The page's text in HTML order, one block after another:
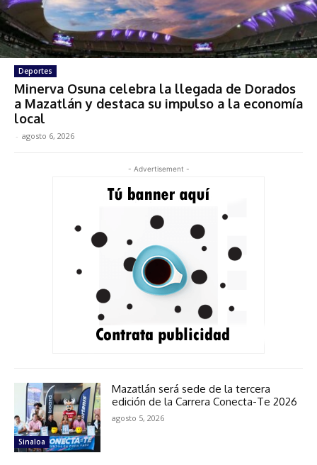
Deportes
Minerva Osuna celebra la llegada de Dorados
a Mazatlán y destaca su impulso a la economía
local
- agosto 6, 2026
- Advertisement -
Sinaloa
Mazatlán será sede de la tercera
edición de la Carrera Conecta-Te 2026
agosto 5, 2026